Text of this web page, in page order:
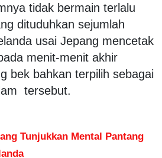
tidak bermain terlalu
dituduhkan sejumlah
usai Jepang mencetak
menit-menit akhir
bek bahkan terpilih sebagai
tersebut.
Tunjukkan Mental Pantang